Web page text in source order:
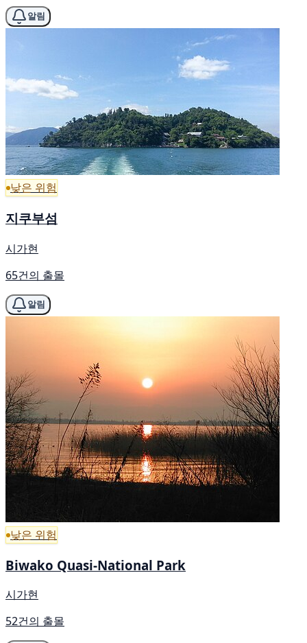
알림
낮은 위험
지쿠부섬
시가현
65건의 출몰
알림
낮은 위험
Biwako Quasi-National Park
시가현
52건의 출몰